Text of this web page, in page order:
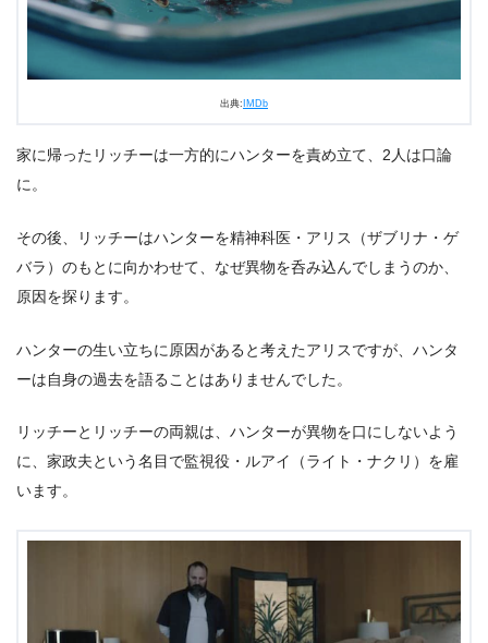
出典: IMDb
家に帰ったリッチーは一方的にハンターを責め立て、2人は口論
に。
その後、リッチーはハンターを精神科医・アリス（ザブリナ・ゲ
バラ）のもとに向かわせて、なぜ異物を呑み込んでしまうのか、
原因を探ります。
ハンターの生い立ちに原因があると考えたアリスですが、ハンタ
ーは自身の過去を語ることはありませんでした。
リッチーとリッチーの両親は、ハンターが異物を口にしないよう
に、家政夫という名目で監視役・ルアイ（ライト・ナクリ）を雇
います。